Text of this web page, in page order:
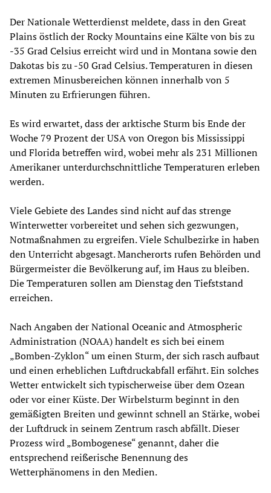
Der Nationale Wetterdienst meldete, dass in den Great
Plains östlich der Rocky Mountains eine Kälte von bis zu
-35 Grad Celsius erreicht wird und in Montana sowie den
Dakotas bis zu -50 Grad Celsius. Temperaturen in diesen
extremen Minusbereichen können innerhalb von 5
Minuten zu Erfrierungen führen.
Es wird erwartet, dass der arktische Sturm bis Ende der
Woche 79 Prozent der USA von Oregon bis Mississippi
und Florida betreffen wird, wobei mehr als 231 Millionen
Amerikaner unterdurchschnittliche Temperaturen erleben
werden.
Viele Gebiete des Landes sind nicht auf das strenge
Winterwetter vorbereitet und sehen sich gezwungen,
Notmaßnahmen zu ergreifen. Viele Schulbezirke in haben
den Unterricht abgesagt. Mancherorts rufen Behörden und
Bürgermeister die Bevölkerung auf, im Haus zu bleiben.
Die Temperaturen sollen am Dienstag den Tiefststand
erreichen.
Nach Angaben der National Oceanic and Atmospheric
Administration (NOAA) handelt es sich bei einem
„Bomben-Zyklon“ um einen Sturm, der sich rasch aufbaut
und einen erheblichen Luftdruckabfall erfährt. Ein solches
Wetter entwickelt sich typischerweise über dem Ozean
oder vor einer Küste. Der Wirbelsturm beginnt in den
gemäßigten Breiten und gewinnt schnell an Stärke, wobei
der Luftdruck in seinem Zentrum rasch abfällt. Dieser
Prozess wird „Bombogenese“ genannt, daher die
entsprechend reißerische Benennung des
Wetterphänomens in den Medien.